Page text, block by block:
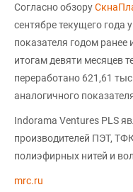
Согласно обзору
сентябре текущего года
показателя годом ранее
итогам девяти месяцев
переработано 621,61
аналогичного
Indorama Ventures PLS
производителей ПЭТ,
полиэфирных нитей и
mrc.ru